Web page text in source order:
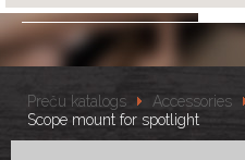
Preču katalogs Accessories
Scope mount for spotlight